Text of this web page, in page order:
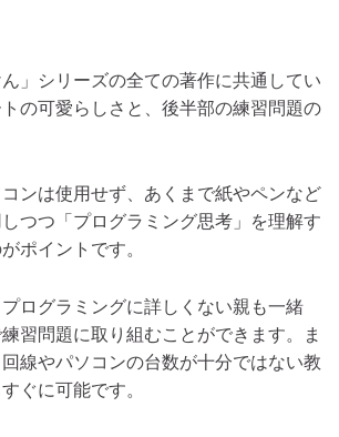
ん」シリーズの全ての著作に共通してい
の可愛らしさと、後半部の練習問題の
ンは使用せず、あくまで紙やペンなど
つつ「プログラミング思考」を理解す
ポイントです。
ログラミングに詳しくない親も一緒
習問題に取り組むことができます。ま
線やパソコンの台数が十分ではない教
ぐに可能です。